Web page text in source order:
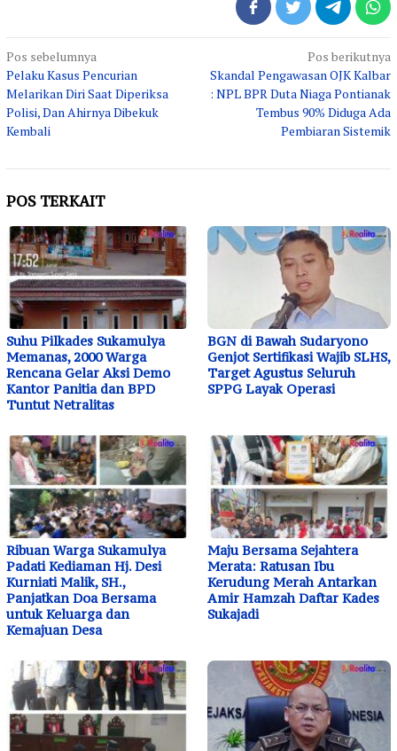
Navigasi
pos
Pos sebelumnya
Pelaku Kasus Pencurian
Melarikan Diri Saat Diperiksa
Polisi, Dan Ahirnya Dibekuk
Kembali
Pos berikutnya
Skandal Pengawasan OJK Kalbar
: NPL BPR Duta Niaga Pontianak
Tembus 90% Diduga Ada
Pembiaran Sistemik
POS TERKAIT
Suhu Pilkades Sukamulya
Memanas, 2000 Warga
Rencana Gelar Aksi Demo
Kantor Panitia dan BPD
Tuntut Netralitas
BGN di Bawah Sudaryono
Genjot Sertifikasi Wajib SLHS,
Target Agustus Seluruh
SPPG Layak Operasi
Ribuan Warga Sukamulya
Padati Kediaman Hj. Desi
Kurniati Malik, SH.,
Panjatkan Doa Bersama
untuk Keluarga dan
Kemajuan Desa
Maju Bersama Sejahtera
Merata: Ratusan Ibu
Kerudung Merah Antarkan
Amir Hamzah Daftar Kades
Sukajadi